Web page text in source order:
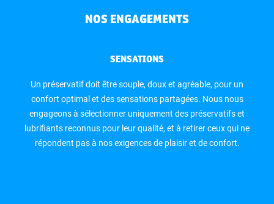
NOS ENGAGEMENTS
SENSATIONS
Un préservatif doit être souple, doux et agréable, pour un
confort optimal et des sensations partagées. Nous nous
engageons à sélectionner uniquement des préservatifs et
lubrifiants reconnus pour leur qualité, et à retirer ceux qui ne
répondent pas à nos exigences de plaisir et de confort.